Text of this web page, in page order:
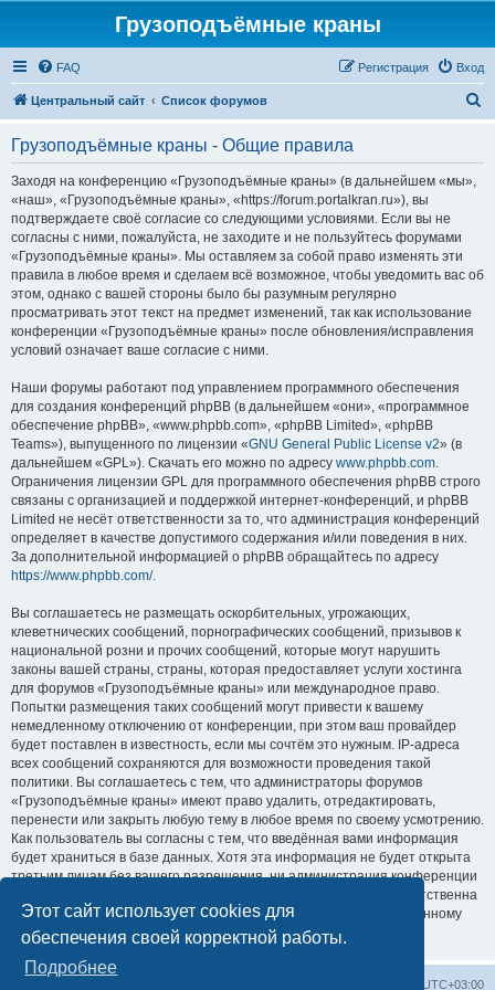
Этот сайт использует cookies для
обеспечения своей корректной работы.
Подробнее
Грузоподъёмные краны
FAQ Вход
Регистрация
Центральный сайт Список форумов
Грузоподъёмные краны - Общие правила
Заходя на конференцию «Грузоподъёмные краны» (в дальнейшем «мы»,
«наш», «Грузоподъёмные краны», «https://forum.portalkran.ru»), вы
подтверждаете своё согласие со следующими условиями. Если вы не
согласны с ними, пожалуйста, не заходите и не пользуйтесь форумами
«Грузоподъёмные краны». Мы оставляем за собой право изменять эти
правила в любое время и сделаем всё возможное, чтобы уведомить вас об
этом, однако с вашей стороны было бы разумным регулярно
просматривать этот текст на предмет изменений, так как использование
конференции «Грузоподъёмные краны» после обновления/исправления
условий означает ваше согласие с ними.
Наши форумы работают под управлением программного обеспечения
для создания конференций phpBB (в дальнейшем «они», «программное
обеспечение phpBB», «www.phpbb.com», «phpBB Limited», «phpBB
Teams»), выпущенного по лицензии «GNU General Public License v2» (в
дальнейшем «GPL»). Скачать его можно по адресу www.phpbb.com.
Ограничения лицензии GPL для программного обеспечения phpBB строго
связаны с организацией и поддержкой интернет-конференций, и phpBB
Limited не несёт ответственности за то, что администрация конференций
определяет в качестве допустимого содержания и/или поведения в них.
За дополнительной информацией о phpBB обращайтесь по адресу
https://www.phpbb.com/.
Вы соглашаетесь не размещать оскорбительных, угрожающих,
клеветнических сообщений, порнографических сообщений, призывов к
национальной розни и прочих сообщений, которые могут нарушить
законы вашей страны, страны, которая предоставляет услуги хостинга
для форумов «Грузоподъёмные краны» или международное право.
Попытки размещения таких сообщений могут привести к вашему
немедленному отключению от конференции, при этом ваш провайдер
будет поставлен в известность, если мы сочтём это нужным. IP-адреса
всех сообщений сохраняются для возможности проведения такой
политики. Вы соглашаетесь с тем, что администраторы форумов
«Грузоподъёмные краны» имеют право удалить, отредактировать,
перенести или закрыть любую тему в любое время по своему усмотрению.
Как пользователь вы согласны с тем, что введённая вами информация
будет храниться в базе данных. Хотя эта информация не будет открыта
третьим лицам без вашего разрешения, ни администрация конференции
«Грузоподъёмные краны», ни phpBB Limited не может быть ответственна
за действия хакеров, которые могут привести к несанкционированному
доступу к ней.
UTC+03:00